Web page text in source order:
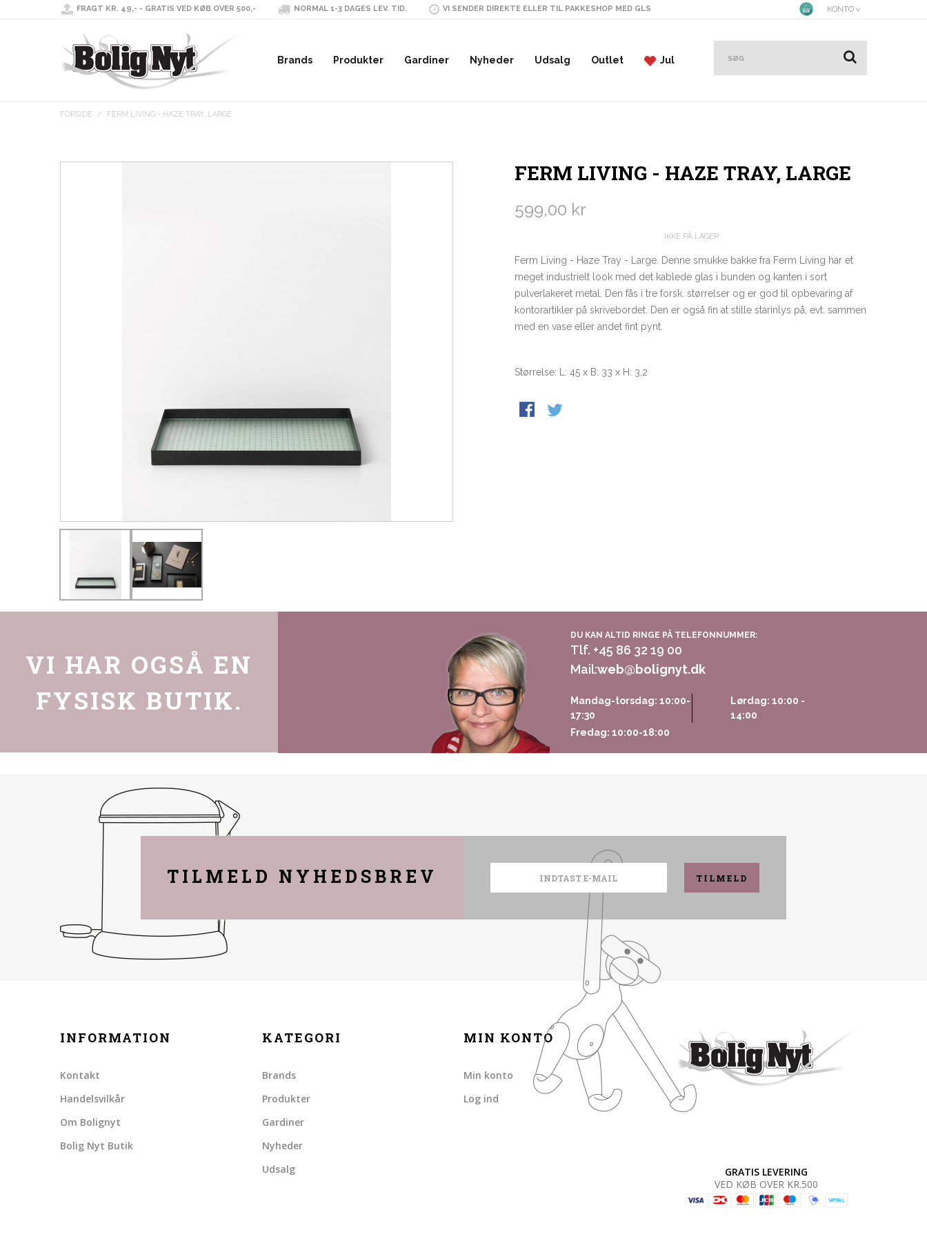
FRAGT KR. 49,- - GRATIS VED KØB OVER 500,- NORMAL 1-3 DAGES LEV. TID. VI SENDER DIREKTE ELLER TIL PAKKESHOP MED GLS KONTO
Brands Produkter Gardiner Nyheder Udsalg Outlet Jul
FORSIDE / FERM LIVING - HAZE TRAY, LARGE
FERM LIVING - HAZE TRAY, LARGE
599,00 kr
IKKE PÅ LAGER
Ferm Living - Haze Tray - Large. Denne smukke bakke fra Ferm Living har et
meget industrielt look med det kablede glas i bunden og kanten i sort
pulverlakeret metal. Den fås i tre forsk. størrelser og er god til opbevaring af
kontorartikler på skrivebordet. Den er også fin at stille starinlys på, evt. sammen
med en vase eller andet fint pynt.
Størrelse: L: 45 x B: 33 x H: 3,2
VI HAR OGSÅ EN
FYSISK BUTIK.
DU KAN ALTID RINGE PÅ TELEFONNUMMER:
Tlf. +45 86 32 19 00
Mail:web@bolignyt.dk
Mandag-torsdag: 10:00-
17:30
Fredag: 10:00-18:00
Lørdag: 10:00 -
14:00
TILMELD NYHEDSBREV TILMELD
INFORMATION
Kontakt
Handelsvilkår
Om Bolignyt
Bolig Nyt Butik
KATEGORI
Brands
Produkter
Gardiner
Nyheder
Udsalg
MIN KONTO
Min konto
Log ind
GRATIS LEVERING
VED KØB OVER KR.500